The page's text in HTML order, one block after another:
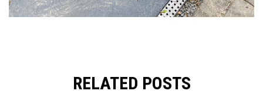
RELATED POSTS